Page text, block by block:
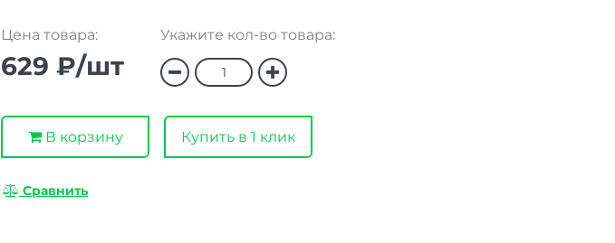
Цена товара:
629 ₽/шт
Укажите кол-во товара:
В корзину Купить в 1 клик
Сравнить